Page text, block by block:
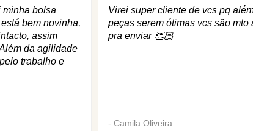
minha bolsa
bem novinha,
assim
da agilidade
trabalho e
Virei super cliente de vcs pq
peças serem ótimas vcs são mto
pra enviar 👏🏻
- Camila Oliveira